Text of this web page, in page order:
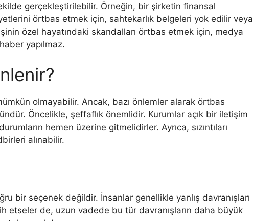
gerçekleştirilebilir. Örneğin, bir şirketin finansal
örtbas etmek için, sahtekarlık belgeleri yok edilir veya
özel hayatındaki skandalları örtbas etmek için, medya
yapılmaz.
olmayabilir. Ancak, bazı önlemler alarak örtbas
Öncelikle, şeffaflık önemlidir. Kurumlar açık bir iletişim
hemen üzerine gitmelidirler. Ayrıca, sızıntıları
alınabilir.
bir seçenek değildir. İnsanlar genellikle yanlış davranışları
etseler de, uzun vadede bu tür davranışların daha büyük